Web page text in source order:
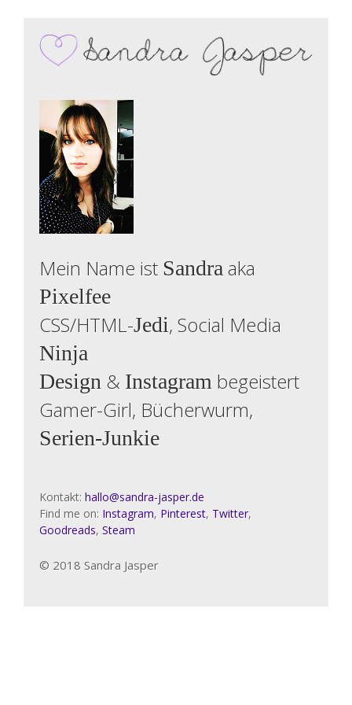
Mein Name ist Sandra aka
Pixelfee
CSS/HTML-Jedi, Social Media
Ninja
Design & Instagram begeistert
Gamer-Girl, Bücherwurm,
Serien-Junkie
Kontakt: hallo@sandra-jasper.de
Find me on: Instagram, Pinterest, Twitter,
Goodreads, Steam
© 2018 Sandra Jasper